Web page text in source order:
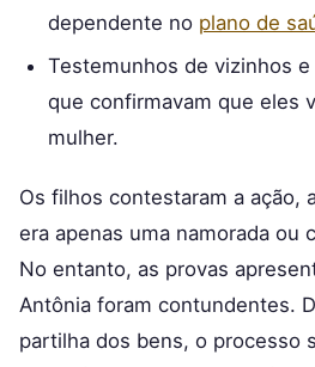
dependente no plano de
Testemunhos de vizinhos
que confirmavam que eles
mulher.
Os filhos contestaram a ação,
era apenas uma namorada ou
No entanto, as provas
Antônia foram contundentes.
partilha dos bens, o processo